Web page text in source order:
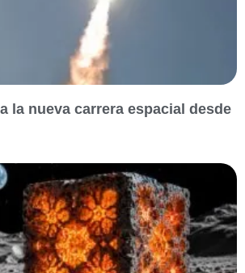
la nueva carrera espacial desde